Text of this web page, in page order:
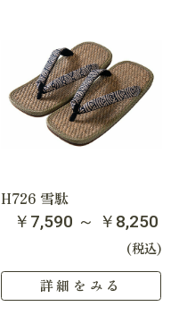
H726 雪駄
￥7,590 ～ ￥8,250
(税込)
詳細をみる